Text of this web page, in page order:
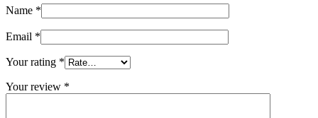
Name *
Email *
Your rating *
Your review *